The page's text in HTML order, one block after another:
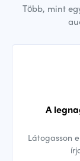
Több, mint
A
Látogasson